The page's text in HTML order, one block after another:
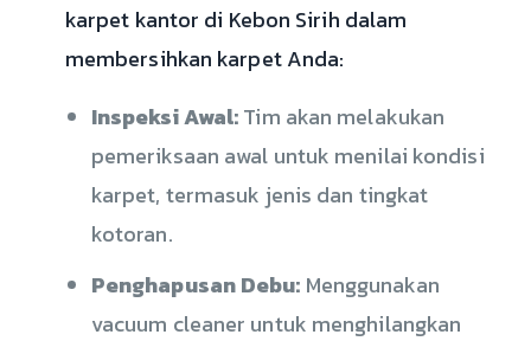
karpet kantor di Kebon Sirih dalam
membersihkan karpet Anda:
Inspeksi Awal:Tim akan melakukan
pemeriksaan awal untuk menilai kondisi
karpet, termasuk jenis dan tingkat
kotoran.
Penghapusan Debu: Menggunakan
vacuum cleaner untuk menghilangkan